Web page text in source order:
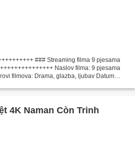
### Streaming filma 9 pjesama
Naslov filma: 9 pjesama
filmova: Drama, glazba, ljubav Datum
4K Naman Còn Trinh